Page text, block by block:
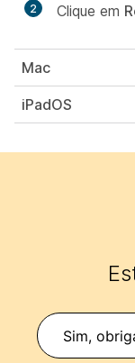
2 Clique em
Mac
iPadOS
Sim,